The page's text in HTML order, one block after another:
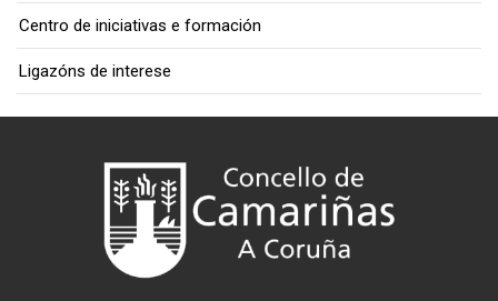
Centro de iniciativas e formación
Ligazóns de interese